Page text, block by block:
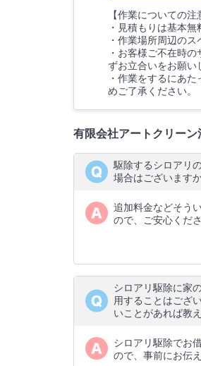
【作業についての注
・見積もりは基本
・作業場所周辺のス
・お客様ご不在時
ずお立合いをお願い
・作業をするにあ
めご了承ください。
有限会社アートクリー
駆除するシロアリ
場合はございます
追加料金などそう
ので、ご安心くださ
シロアリ駆除に家
用することはござ
いことがあれば教
シロアリ駆除でお
ので、事前にお伝